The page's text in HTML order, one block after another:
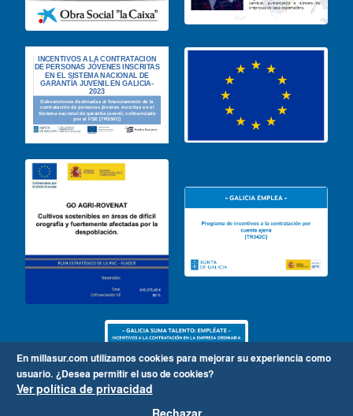
En millasur.com utilizamos cookies para mejorar su experiencia como
usuario. ¿Desea permitir el uso de cookies?
Ver política de privacidad